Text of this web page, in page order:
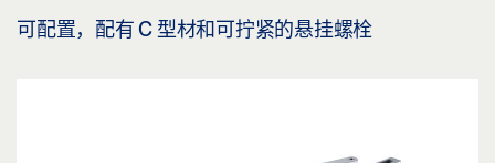
可配置，配有 C 型材和可拧紧的悬挂螺栓